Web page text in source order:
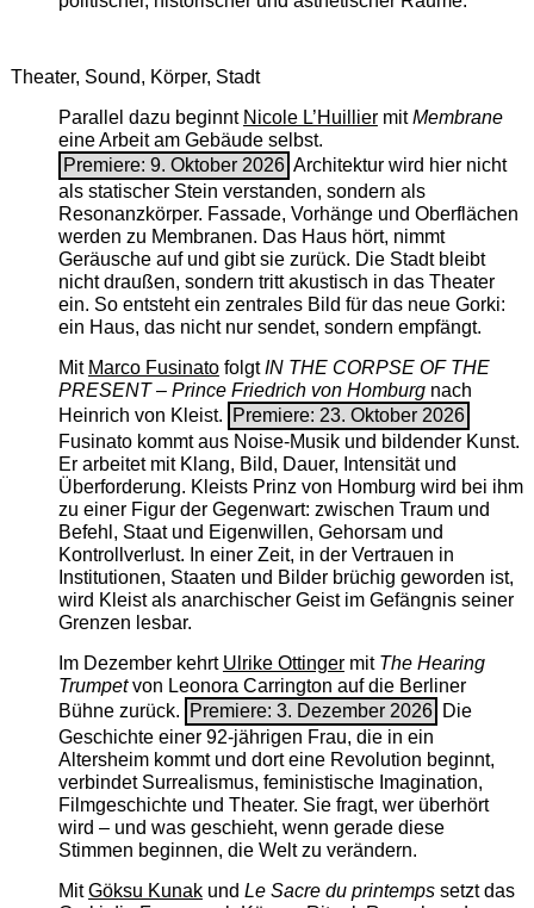
Theater, Sound, Körper, Stadt
Parallel dazu beginnt Nicole L’Huilliermit ­Membrane
eine Arbeit am Gebäude selbst.
Premiere: 9. Oktober 2026 Architektur wird hier nicht
als statischer Stein verstanden, sondern als
Resonanzkörper. Fassade, Vorhänge und Oberflächen
werden zu Membranen. Das Haus hört, nimmt
Geräusche auf und gibt sie zurück. Die Stadt bleibt
nicht draußen, sondern tritt akustisch in das Theater
ein. So entsteht ein zentrales Bild für das neue Gorki:
ein Haus, das nicht nur sendet, sondern empfängt.
Mit Marco FusinatofolgtIN THE CORPSE OF THE
PRESENT – Prince Friedrich von Homburgnach
Heinrich von Kleist.
Premiere: 23. Oktober 2026
Fusinato kommt aus Noise-Musik und bildender Kunst.
Er arbeitet mit Klang, Bild, Dauer, Intensität und
Überforderung. Kleists Prinz von Homburg wird bei ihm
zu einer Figur der Gegenwart: zwischen Traum und
Befehl, Staat und Eigenwillen, Gehorsam und
Kontrollverlust. In einer Zeit, in der Vertrauen in
Institutionen, Staaten und Bilder brüchig geworden ist,
wird Kleist als anarchischer Geist im Gefängnis seiner
Grenzen lesbar.
Im Dezember kehrt Ulrike Ottingermit The ­Hearing
Trumpetvon Leonora Carrington auf die Berliner
Bühne zurück.
Premiere: 3. Dezember 2026 Die
Geschichte einer 92-jährigen Frau, die in ein
Altersheim kommt und dort eine Revolution beginnt,
verbindet Surrealismus, feministische Imagination,
Filmgeschichte und Theater. Sie fragt, wer überhört
wird – und was geschieht, wenn gerade diese
Stimmen beginnen, die Welt zu verändern.
MitGöksu Kunakund Le Sacre du printempssetzt das